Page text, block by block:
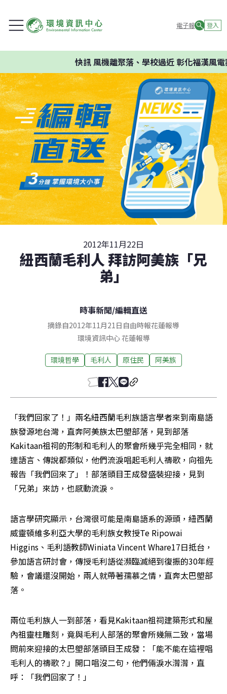
電子報 登入
快訊風機離聚落、學校過近 彰化福漢風電
2012年11月22日
紐西蘭毛利人 拜訪阿美族「兄
弟」
時事新聞/編輯直送
摘錄自2012年11月21日自由時報花蓮報導
環境資訊中心 花蓮報導
環境哲學 毛利人 原住民 阿美族
「我們回家了！」兩名紐西蘭毛利族語言學者來到南島語
族發源地台灣，直奔阿美族太巴塱部落，見到部落
Kakitaan祖祠的形制和毛利人的聚會所幾乎完全相同，就
連語言、傳說都類似，他們流淚唱起毛利人禱歌，向祖先
報告「我們回來了」！部落頭目王成發盛裝迎接，見到
「兄弟」來訪，也感動流淚。
語言學研究顯示，台灣很可能是南島語系的源頭，紐西蘭
威靈頓維多利亞大學的毛利族女教授Te Ripowai
Higgins、毛利語教師Winiata Vincent Whare17日抵台，
參加語言研討會，傳授毛利語從瀕臨滅絕到復振的30年經
驗，會議還沒開始，兩人就帶著孺慕之情，直奔太巴塱部
落。
兩位毛利族人一到部落，看見Kakitaan祖祠建築形式和屋
內祖靈柱雕刻，竟與毛利人部落的聚會所幾無二致，當場
問前來迎接的太巴塱部落頭目王成發：「能不能在這裡唱
毛利人的禱歌？」開口唱沒二句，他們倆淚水潸潸，直
呼：「我們回家了！」